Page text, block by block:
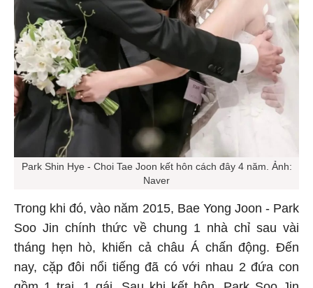
Park Shin Hye - Choi Tae Joon kết hôn cách đây 4 năm. Ảnh:
Naver
Trong khi đó, vào năm 2015, Bae Yong Joon - Park
Soo Jin chính thức về chung 1 nhà chỉ sau vài
tháng hẹn hò, khiến cả châu Á chấn động. Đến
nay, cặp đôi nổi tiếng đã có với nhau 2 đứa con
gồm 1 trai, 1 gái. Sau khi kết hôn, Park Soo Jin